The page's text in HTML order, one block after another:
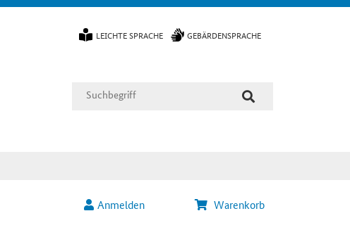
LEICHTE SPRACHE GEBÄRDENSPRACHE
Anmelden Warenkorb